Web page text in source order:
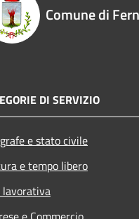
Comune di
DI SERVIZIO
e stato civile
e tempo libero